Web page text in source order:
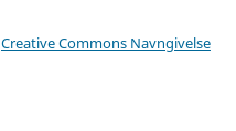
Creative Commons Navngivelse